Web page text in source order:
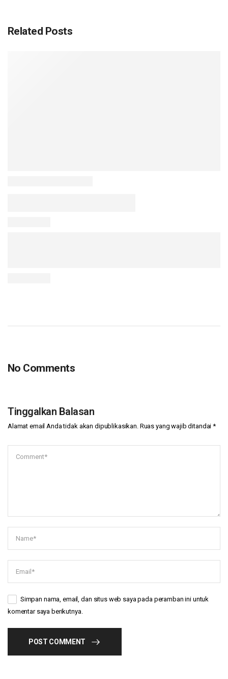
Related Posts
No Comments
Tinggalkan Balasan
Alamat email Anda tidak akan dipublikasikan. Ruas yang wajib ditandai*
Simpan nama, email, dan situs web saya pada peramban ini untuk
komentar saya berikutnya.
POST COMMENT